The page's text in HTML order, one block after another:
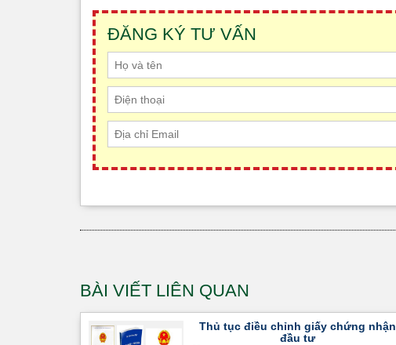
ĐĂNG KÝ TƯ VẤN
BÀI VIẾT LIÊN QUAN
Thủ tục điều chỉnh giấy chứng nhận
đầu tư